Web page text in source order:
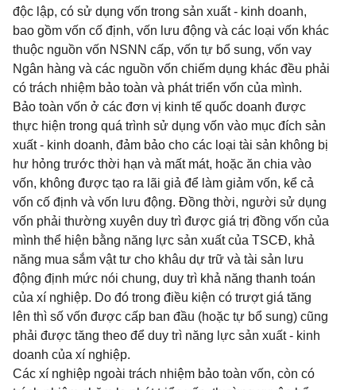
độc lập, có sử dụng vốn trong sản xuất - kinh doanh,
bao gồm vốn cố định, vốn lưu động và các loại vốn khác
thuộc nguồn vốn NSNN cấp, vốn tự bổ sung, vốn vay
Ngân hàng và các nguồn vốn chiếm dụng khác đều phải
có trách nhiệm bảo toàn và phát triển vốn của mình.
Bảo toàn vốn ở các đơn vị kinh tế quốc doanh được
thực hiện trong quá trình sử dụng vốn vào mục đích sản
xuất - kinh doanh, đảm bảo cho các loại tài sản không bị
hư hỏng trước thời hạn và mất mát, hoặc ăn chia vào
vốn, không được tạo ra lãi giả để làm giảm vốn, kể cả
vốn cố định và vốn lưu động. Đồng thời, người sử dụng
vốn phải thường xuyên duy trì được giá trị đồng vốn của
mình thể hiện bằng năng lực sản xuất của TSCĐ, khả
năng mua sắm vật tư cho khâu dự trữ và tài sản lưu
động định mức nói chung, duy trì khả năng thanh toán
của xí nghiệp. Do đó trong điều kiện có trượt giá tăng
lên thì số vốn được cấp ban đầu (hoặc tự bổ sung) cũng
phải được tăng theo để duy trì năng lực sản xuất - kinh
doanh của xí nghiệp.
Các xí nghiệp ngoài trách nhiệm bảo toàn vốn, còn có